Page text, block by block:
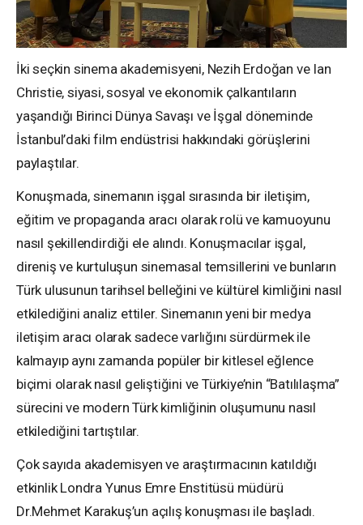
İki seçkin sinema akademisyeni, Nezih Erdoğan ve Ian
Christie, siyasi, sosyal ve ekonomik çalkantıların
yaşandığı Birinci Dünya Savaşı ve İşgal döneminde
İstanbul’daki film endüstrisi hakkındaki görüşlerini
paylaştılar.
Konuşmada, sinemanın işgal sırasında bir iletişim,
eğitim ve propaganda aracı olarak rolü ve kamuoyunu
nasıl şekillendirdiği ele alındı. Konuşmacılar işgal,
direniş ve kurtuluşun sinemasal temsillerini ve bunların
Türk ulusunun tarihsel belleğini ve kültürel kimliğini nasıl
etkilediğini analiz ettiler. Sinemanın yeni bir medya
iletişim aracı olarak sadece varlığını sürdürmek ile
kalmayıp aynı zamanda popüler bir kitlesel eğlence
biçimi olarak nasıl geliştiğini ve Türkiye’nin “Batılılaşma”
sürecini ve modern Türk kimliğinin oluşumunu nasıl
etkilediğini tartıştılar.
Çok sayıda akademisyen ve araştırmacının katıldığı
etkinlik Londra Yunus Emre Enstitüsü müdürü
Dr.Mehmet Karakuş’un açılış konuşması ile başladı.